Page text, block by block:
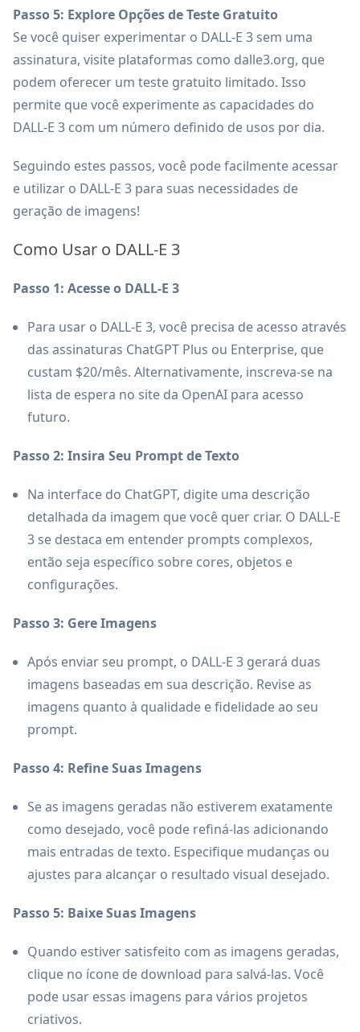
Passo 5: Explore Opções de Teste Gratuito
Se você quiser experimentar o DALL-E 3 sem uma
assinatura, visite plataformas como dalle3.org, que
podem oferecer um teste gratuito limitado. Isso
permite que você experimente as capacidades do
DALL-E 3 com um número definido de usos por dia.
Seguindo estes passos, você pode facilmente acessar
e utilizar o DALL-E 3 para suas necessidades de
geração de imagens!
Como Usar o DALL-E 3
Passo 1: Acesse o DALL-E 3
Para usar o DALL-E 3, você precisa de acesso através
das assinaturas ChatGPT Plus ou Enterprise, que
custam $20/mês. Alternativamente, inscreva-se na
lista de espera no site da OpenAI para acesso
futuro.
Passo 2: Insira Seu Prompt de Texto
Na interface do ChatGPT, digite uma descrição
detalhada da imagem que você quer criar. O DALL-E
3 se destaca em entender prompts complexos,
então seja específico sobre cores, objetos e
configurações.
Passo 3: Gere Imagens
Após enviar seu prompt, o DALL-E 3 gerará duas
imagens baseadas em sua descrição. Revise as
imagens quanto à qualidade e fidelidade ao seu
prompt.
Passo 4: Refine Suas Imagens
Se as imagens geradas não estiverem exatamente
como desejado, você pode refiná-las adicionando
mais entradas de texto. Especifique mudanças ou
ajustes para alcançar o resultado visual desejado.
Passo 5: Baixe Suas Imagens
Quando estiver satisfeito com as imagens geradas,
clique no ícone de download para salvá-las. Você
pode usar essas imagens para vários projetos
criativos.